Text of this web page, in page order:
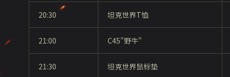
20:30 坦克世界T恤
21:00 C45"野牛"
21:30 坦克世界鼠标垫